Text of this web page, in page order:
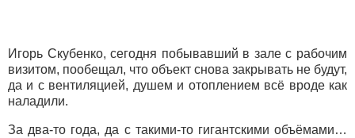
Игорь Скубенко, сегодня побывавший в зале с рабочим
визитом, пообещал, что объект снова закрывать не будут,
да и с вентиляцией, душем и отоплением всё вроде как
наладили.
За два-то года, да с такими-то гигантскими объёмами…